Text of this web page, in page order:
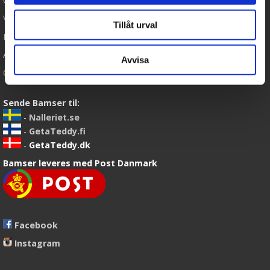
Tillåt urval
Avvisa
Varemærker
Købsvilkår
Artikler
Om os
Sende Bamser til:
- Nalleriet.se
- GetaTeddy.fi
- GetaTeddy.dk
Bamser leveres med Post Danmark
Facebook
Instagram